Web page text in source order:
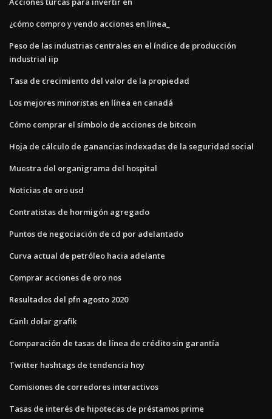
¿cómo compro y vendo acciones en línea_
Peso de las industrias centrales en el índice de producción
industrial iip
Tasa de crecimiento del valor de la propiedad
Los mejores minoristas en línea en canadá
Cómo comprar el símbolo de acciones de bitcoin
Hoja de cálculo de ganancias indexadas de la seguridad social
Muestra del organigrama del hospital
Noticias de oro usd
Contratistas de hormigón agregado
Puntos de negociación de cd por adelantado
Curva actual de petróleo hacia adelante
Comprar acciones de oro nos
Resultados del pfn agosto 2020
Canlı dolar grafik
Comparación de tasas de línea de crédito sin garantía
Twitter hashtags de tendencia hoy
Comisiones de corredores interactivos
Tasas de interés de hipotecas de préstamos prime